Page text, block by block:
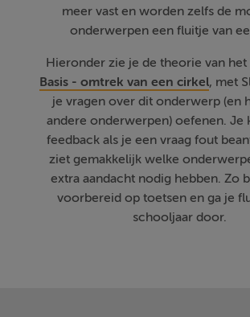
meer vast en worden zelfs de
onderwerpen een fluitje van
Hieronder zie je de theorie van
Basis - omtrek van een cirkel, met
je vragen over dit onderwerp (en
andere onderwerpen) oefenen. Je
feedback als je een vraag fout
ziet gemakkelijk welke
extra aandacht nodig hebben. Zo
voorbereid op toetsen en ga je
schooljaar door.